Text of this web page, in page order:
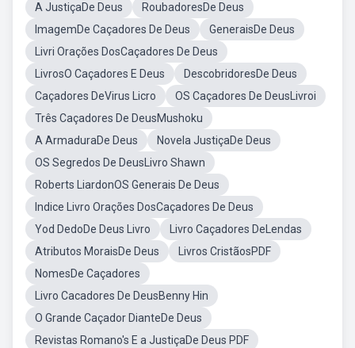
A JustiçaDe Deus
RoubadoresDe Deus
ImagemDe Caçadores De Deus
GeneraisDe Deus
Livri Orações DosCaçadores De Deus
LivrosO Caçadores E Deus
DescobridoresDe Deus
Caçadores DeVirus Licro
OS Caçadores De DeusLivroi
Três Caçadores De DeusMushoku
A ArmaduraDe Deus
Novela JustiçaDe Deus
OS Segredos De DeusLivro Shawn
Roberts LiardonOS Generais De Deus
Indice Livro Orações DosCaçadores De Deus
Yod DedoDe Deus Livro
Livro Caçadores DeLendas
Atributos MoraisDe Deus
Livros CristãosPDF
NomesDe Caçadores
Livro Cacadores De DeusBenny Hin
O Grande Caçador DianteDe Deus
Revistas Romano's E a JustiçaDe Deus PDF